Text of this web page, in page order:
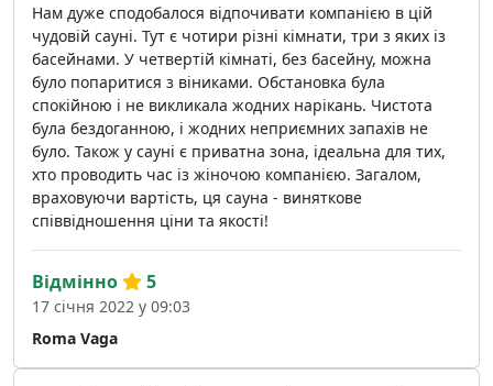
Нам дуже сподобалося відпочивати компанією в цій
чудовій сауні. Тут є чотири різні кімнати, три з яких із
басейнами. У четвертій кімнаті, без басейну, можна
було попаритися з віниками. Обстановка була
спокійною і не викликала жодних нарікань. Чистота
була бездоганною, і жодних неприємних запахів не
було. Також у сауні є приватна зона, ідеальна для тих,
хто проводить час із жіночою компанією. Загалом,
враховуючи вартість, ця сауна - виняткове
співвідношення ціни та якості!
Roma Vaga
Відмінно 5
17 січня 2022 у 09:03